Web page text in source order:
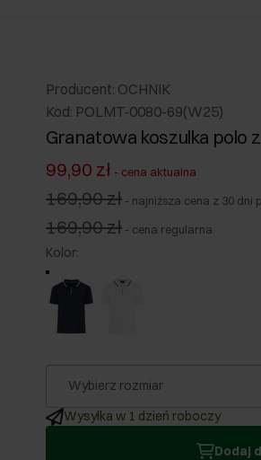
Producent: OCHNIK
Kod: POLMT-0080-69(W25)
Granatowa koszulka polo
99,90 zł - cena aktualna
169,90 zł - najniższa cena z 30 dni
169,90 zł - cena regularna
Kolor:
Wybierz rozmiar
Wysyłka w 1 dzień roboczy
Dodaj